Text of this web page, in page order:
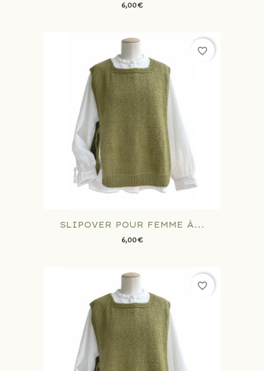
6,00 €
SLIPOVER POUR FEMME À...
6,00 €
favorite_border
favorite_border